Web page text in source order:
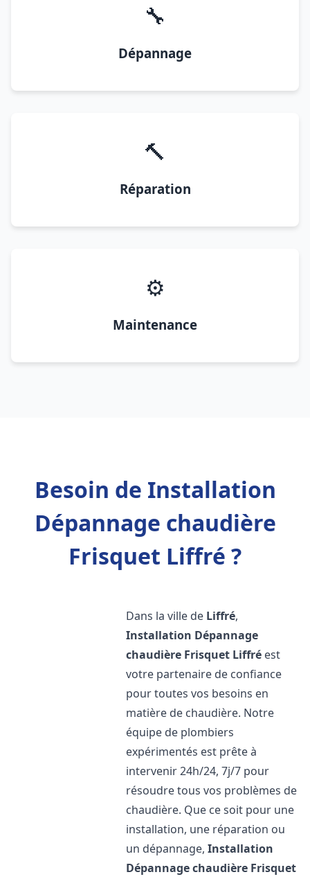
🔧
Dépannage
🔨
Réparation
⚙️
Maintenance
Besoin de Installation
Dépannage chaudière
Frisquet Liffré ?
Dans la ville de Liffré,
Installation Dépannage
chaudière Frisquet Liffré est
votre partenaire de confiance
pour toutes vos besoins en
matière de chaudière. Notre
équipe de plombiers
expérimentés est prête à
intervenir 24h/24, 7j/7 pour
résoudre tous vos problèmes de
chaudière. Que ce soit pour une
installation, une réparation ou
un dépannage,Installation
Dépannage chaudière Frisquet